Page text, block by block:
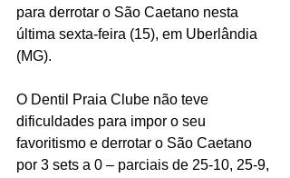
para derrotar o São Caetano nesta
última sexta-feira (15), em Uberlândia
(MG).
O Dentil Praia Clube não teve
dificuldades para impor o seu
favoritismo e derrotar o São Caetano
por 3 sets a 0 – parciais de 25-10, 25-9,